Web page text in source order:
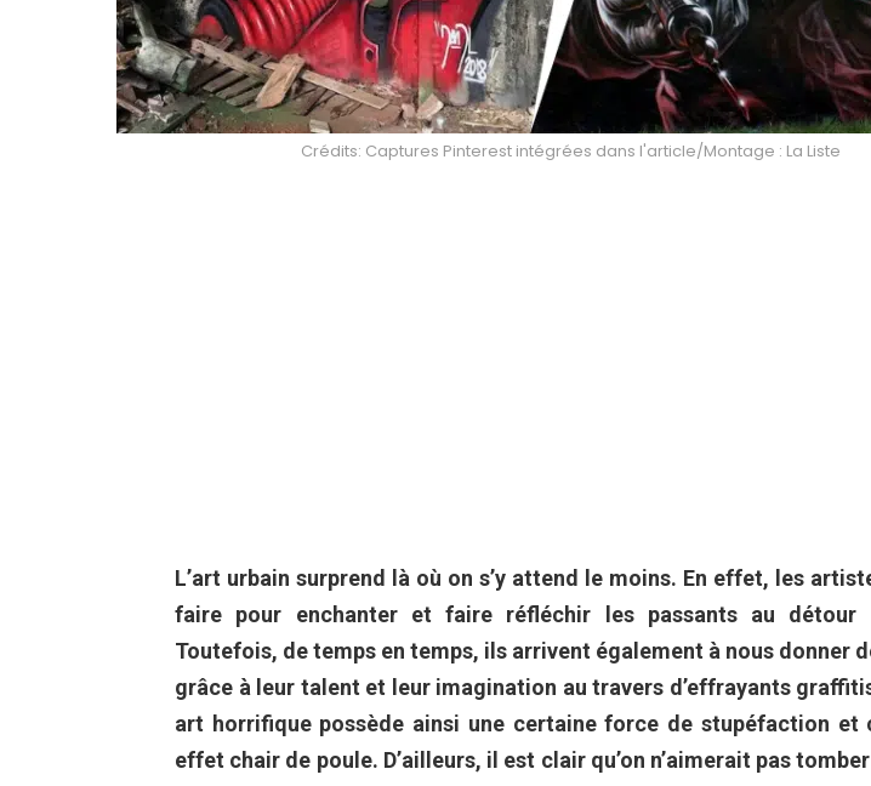
Crédits: Captures Pinterest intégrées dans l'article/Montage : La Liste
L’art urbain surprend là où on s’y attend le moins. En effet, les
faire pour enchanter et faire réfléchir les passants au détour
Toutefois, de temps en temps, ils arrivent également à nous donner
grâce à leur talent et leur imagination au travers d’effrayants
art horrifique possède ainsi une certaine force de stupéfaction et
effet chair de poule. D’ailleurs, il est clair qu’on n’aimerait pas